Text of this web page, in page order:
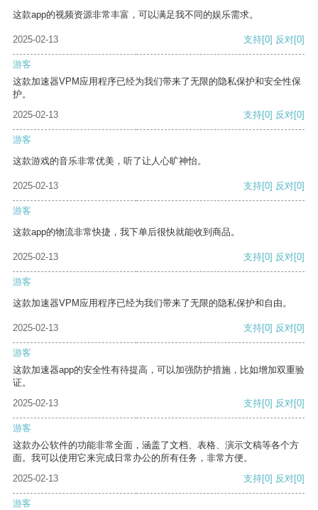
这款app的视频资源非常丰富，可以满足我不同的娱乐需求。
2025-02-13 支持[0] 反对[0]
游客
这款加速器VPM应用程序已经为我们带来了无限的隐私保护和安全性保
护。
2025-02-13
支持[0] 反对[0]
游客
这款游戏的音乐非常优美，听了让人心旷神怡。
2025-02-13 支持[0] 反对[0]
游客
这款app的物流非常快捷，我下单后很快就能收到商品。
2025-02-13 支持[0] 反对[0]
游客
这款加速器VPM应用程序已经为我们带来了无限的隐私保护和自由。
2025-02-13 支持[0] 反对[0]
游客
这款加速器app的安全性有待提高，可以加强防护措施，比如增加双重验
证。
2025-02-13
支持[0] 反对[0]
游客
这款办公软件的功能非常全面，涵盖了文档、表格、演示文稿等各个方
面。我可以使用它来完成日常办公的所有任务，非常方便。
2025-02-13
支持[0] 反对[0]
游客